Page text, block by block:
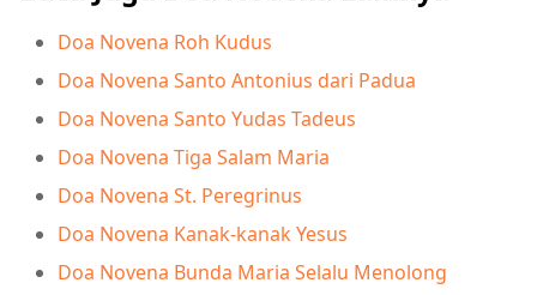
Doa Novena Roh Kudus
Doa Novena Santo Antonius dari Padua
Doa Novena Santo Yudas Tadeus
Doa Novena Tiga Salam Maria
Doa Novena St. Peregrinus
Doa Novena Kanak-kanak Yesus
Doa Novena Bunda Maria Selalu Menolong